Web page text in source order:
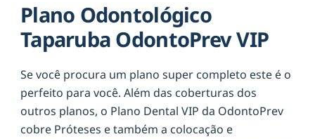
Plano Odontológico
Taparuba OdontoPrev VIP
Se você procura um plano super completo este é o
perfeito para você. Além das coberturas dos
outros planos, o Plano Dental VIP da OdontoPrev
cobre Próteses e também a colocação e